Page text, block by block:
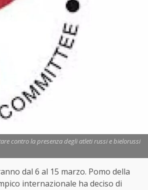
contro la presenza degli atleti russi e bielorussi
dal 6 al 15 marzo. Pomo della
internazionale ha deciso di